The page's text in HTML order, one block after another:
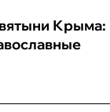
Крыма: